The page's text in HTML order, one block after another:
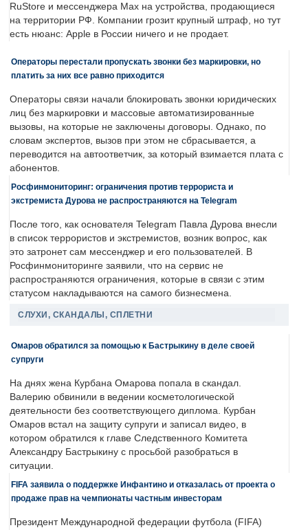
RuStore и мессенджера Max на устройства, продающиеся
на территории РФ. Компании грозит крупный штраф, но тут
есть нюанс: Apple в России ничего и не продает.
Операторы перестали пропускать звонки без маркировки, но
платить за них все равно приходится
Операторы связи начали блокировать звонки юридических
лиц без маркировки и массовые автоматизированные
вызовы, на которые не заключены договоры. Однако, по
словам экспертов, вызов при этом не сбрасывается, а
переводится на автоответчик, за который взимается плата с
абонентов.
Росфинмониторинг: ограничения против террориста и
экстремиста Дурова не распространяются на Telegram
После того, как основателя Telegram Павла Дурова внесли
в список террористов и экстремистов, возник вопрос, как
это затронет сам мессенджер и его пользователей. В
Росфинмониторинге заявили, что на сервис не
распространяются ограничения, которые в связи с этим
статусом накладываются на самого бизнесмена.
СЛУХИ, СКАНДАЛЫ, СПЛЕТНИ
Омаров обратился за помощью к Бастрыкину в деле своей
супруги
На днях жена Курбана Омарова попала в скандал.
Валерию обвинили в ведении косметологической
деятельности без соответствующего диплома. Курбан
Омаров встал на защиту супруги и записал видео, в
котором обратился к главе Следственного Комитета
Александру Бастрыкину с просьбой разобраться в
ситуации.
FIFA заявила о поддержке Инфантино и отказалась от проекта о
продаже прав на чемпионаты частным инвесторам
Президент Международной федерации футбола (FIFA)